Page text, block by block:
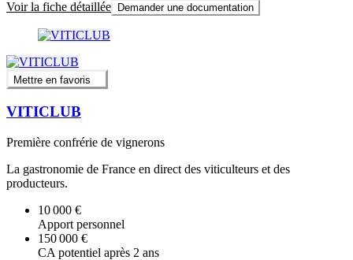
Voir la fiche détaillée Demander une documentation
Mettre en favoris
VITICLUB
Première confrérie de vignerons
La gastronomie de France en direct des viticulteurs et des
producteurs.
10 000 €
Apport personnel
150 000 €
CA potentiel après 2 ans